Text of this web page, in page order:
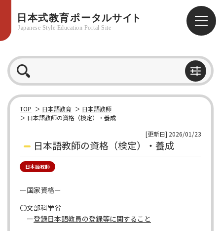
TOP 日本語教育
日本語教師
日本語教師の資格（検定）・養成
[更新日] 2026/01/23
日本語教師の資格（検定）・養成
日本語教師
ー国家資格ー
〇文部科学省
ー登録日本語教員の登録等に関すること